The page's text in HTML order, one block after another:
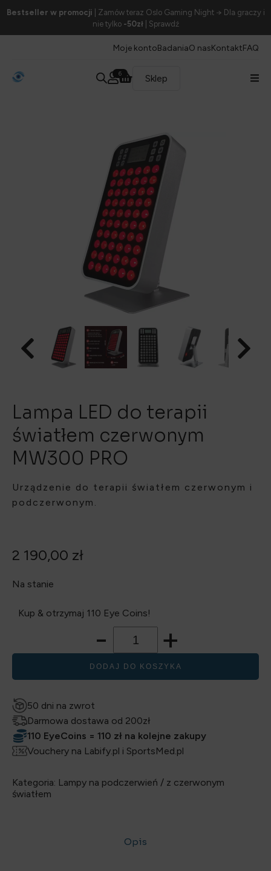
Bestseller w promocji | Zamów teraz Oslo Gaming Night → Dla graczy i
nie tylko -50zł| Sprawdź
Moje kontoBadaniaO nasKontaktFAQ
6 Sklep
Lampa LED do terapii
światłem czerwonym
MW300 PRO
Urządzenie do terapii światłem czerwonym i
podczerwonym.
2 190,00 zł
Na stanie
Kup & otrzymaj 110 Eye Coins!
- +
DODAJ DO KOSZYKA
50 dni na zwrot
Darmowa dostawa od 200zł
110 EyeCoins = 110 zł na kolejne zakupy
Vouchery na Labify.pl i SportsMed.pl
Kategoria: Lampy na podczerwień / z czerwonym
światłem
Opis